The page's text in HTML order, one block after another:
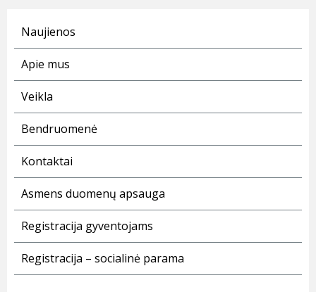
Naujienos
Apie mus
Veikla
Bendruomenė
Kontaktai
Asmens duomenų apsauga
Registracija gyventojams
Registracija – socialinė parama